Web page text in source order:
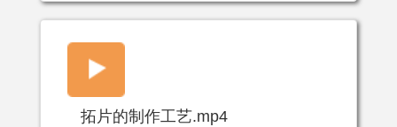
拓片的制作工艺.mp4